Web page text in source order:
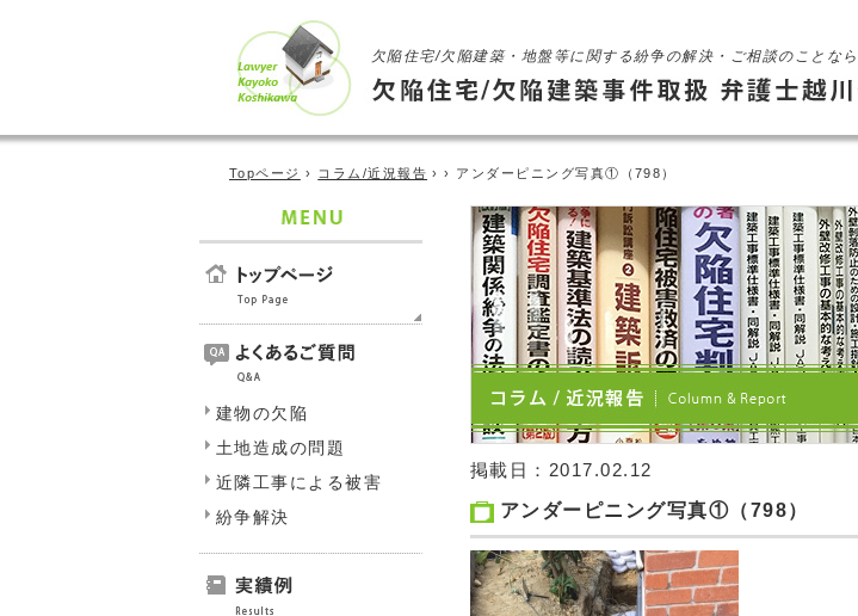
欠陥住宅/欠陥建築・地盤等に関する紛争の解決・ご相談のことなら
Topページ › コラム/近況報告 › › アンダーピニング写真①（798）
建物の欠陥
土地造成の問題
近隣工事による被害
紛争解決
掲載日： 2017.02.12
アンダーピニング写真①（798）